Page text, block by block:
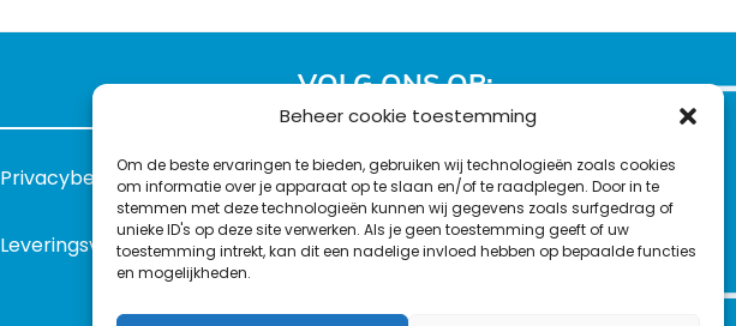
Beheer cookie toestemming
Om de beste ervaringen te bieden, gebruiken wij technologieën zoals cookies
om informatie over je apparaat op te slaan en/of te raadplegen. Door in te
stemmen met deze technologieën kunnen wij gegevens zoals surfgedrag of
unieke ID's op deze site verwerken. Als je geen toestemming geeft of uw
toestemming intrekt, kan dit een nadelige invloed hebben op bepaalde functies
en mogelijkheden.
Privacybeleid
Leveringsvoorwaarden
VOLG ONS OP:
L
i
n
k
d
T
w
t
F
a
c
e
Y
o
u
T
C
o
n
t